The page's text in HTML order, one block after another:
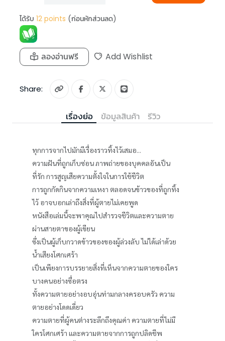
ได้รับ 12 points (ก่อนหักส่วนลด)
ลองอ่านฟรี Add Wishlist
Share:
เรื่องย่อ ข้อมูลสินค้า รีวิว
ทุกการจากไปมักมีเรื่องราวทิ้งไว้เสมอ...
ความฝันที่ถูกเก็บซ่อน ภาพถ่ายของบุคคลอันเป็น
ที่รัก การสูญเสียความตั้งใจในการใช้ชีวิต
การถูกกัดกินจากความเหงา ตลอดจนข้าวของที่ถูกทิ้ง
ไว้ อาจบอกเล่าถึงสิ่งที่ผู้ตายไม่เคยพูด
หนังสือเล่มนี้จะพาคุณไปสำรวจชีวิตและความตาย
ผ่านสายตาของผู้เขียน
ซึ่งเป็นผู้เก็บกวาดข้าวของของผู้ล่วงลับ ไม่ได้เล่าด้วย
น้ำเสียงโศกเศร้า
เป็นเพียงการบรรยายสิ่งที่เห็นจากความตายของใคร
บางคนอย่างซื่อตรง
ทั้งความตายอย่างอบอุ่นท่ามกลางครอบครัว ความ
ตายอย่างโดดเดี่ยว
ความตายที่ผู้คนต่างระลึกถึงคุณค่า ความตายที่ไม่มี
ใครโศกเศร้า และความตายจากการถูกปลิดชีพ